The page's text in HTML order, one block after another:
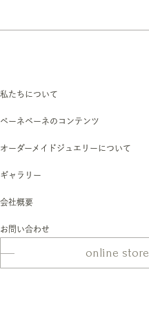
私たちについて
ベーネベーネのコンテンツ
オーダーメイドジュエリーについて
ギャラリー
会社概要
お問い合わせ
online store